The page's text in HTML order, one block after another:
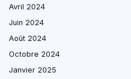
Avril 2024
Juin 2024
Août 2024
Octobre 2024
Janvier 2025